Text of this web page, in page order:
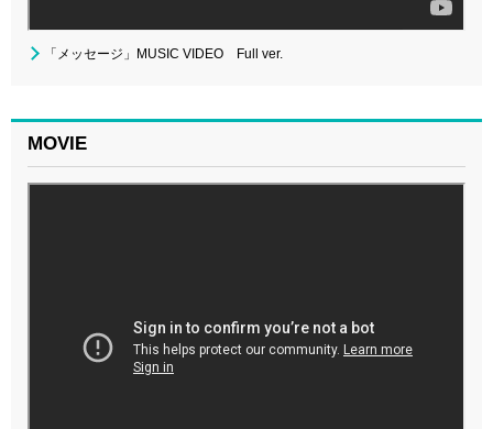
「メッセージ」MUSIC VIDEO Full ver.
MOVIE